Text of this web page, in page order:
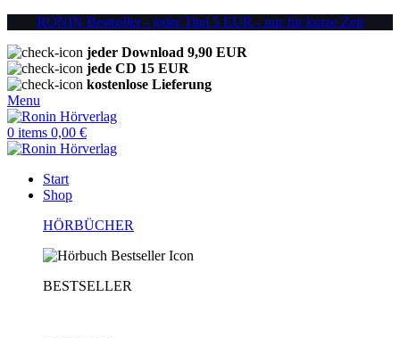
RONIN Bestseller - jeder Titel 5 EUR - nur für kurze Zeit
jeder Download 9,90 EUR
jede CD 15 EUR
kostenlose Lieferung
Menu
0 items 0,00 €
Start
Shop
HÖRBÜCHER
BESTSELLER